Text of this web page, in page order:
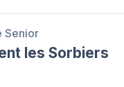
Senior
les Sorbiers